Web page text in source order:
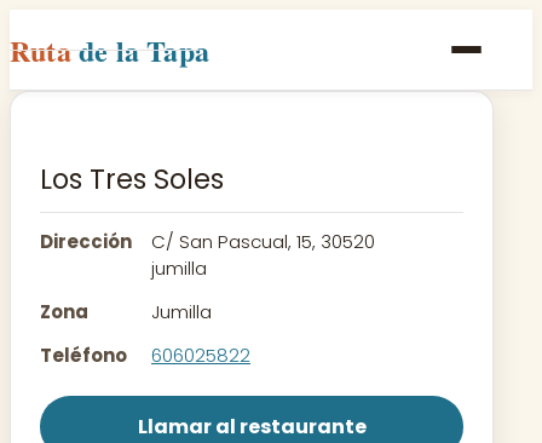
Rutade la Tapa
Inicio
Rutas
Contacto
Los Tres Soles
Dirección
C/ San Pascual, 15, 30520
jumilla
Zona
Jumilla
Teléfono
606025822
Llamar al restaurante